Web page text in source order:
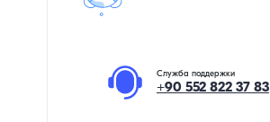
Служба поддержки
+90 552 822 37 83